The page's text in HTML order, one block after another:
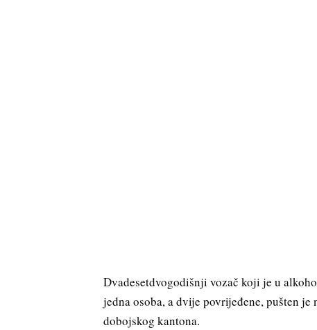
Dvadesetdvogodišnji vozač koji je u
jedna osoba, a dvije povrijeđene, pušten
dobojskog kantona.